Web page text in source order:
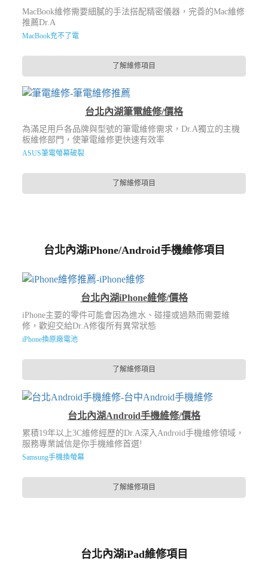
MacBook維修需要細膩的手法搭配精密儀器，完善的Mac維修
推薦Dr.A
MacBook充不了電
了解維修項目
台北內湖筆電維修/價格
為滿足用戶各品牌與型號的筆電維修需求，Dr.A獨立的主機
板維修部門，使筆電維修更快速有效率
ASUS筆電螢幕破裂
了解維修項目
台北內湖iPhone/Android手機維修項目
台北內湖iPhone維修/價格
iPhone主要的零件可能會因為進水、碰撞或過熱而需要維
修，歡迎交給Dr.A修復所有異常狀態
iPhone換原廠電池
了解維修項目
台北內湖Android手機維修/價格
累積19年以上3C維修經歷的Dr.A深入Android手機維修領域，
服務專業誠信是你手機維修首選!
Samsung手機換螢幕
了解維修項目
台北內湖iPad維修項目